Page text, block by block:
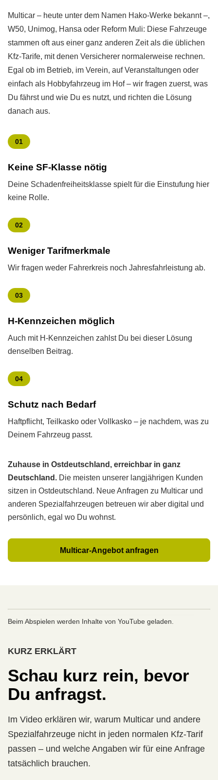
Multicar – heute unter dem Namen Hako-Werke bekannt –,
W50, Unimog, Hansa oder Reform Muli: Diese Fahrzeuge
stammen oft aus einer ganz anderen Zeit als die üblichen
Kfz-Tarife, mit denen Versicherer normalerweise rechnen.
Egal ob im Betrieb, im Verein, auf Veranstaltungen oder
einfach als Hobbyfahrzeug im Hof – wir fragen zuerst, was
Du fährst und wie Du es nutzt, und richten die Lösung
danach aus.
01
Keine SF-Klasse nötig
Deine Schadenfreiheitsklasse spielt für die Einstufung hier
keine Rolle.
02
Weniger Tarifmerkmale
Wir fragen weder Fahrerkreis noch Jahresfahrleistung ab.
03
H-Kenn­zeichen möglich
Auch mit H-Kenn­zeichen zahlst Du bei dieser Lösung
denselben Beitrag.
04
Schutz nach Bedarf
Haft­pflicht, Teilkasko oder Vollkasko – je nachdem, was zu
Deinem Fahrzeug passt.
Zuhause in Ostdeutschland, erreichbar in ganz
Deutschland. Die meisten unserer langjährigen Kunden
sitzen in Ostdeutschland. Neue Anfragen zu Multicar und
anderen Spezialfahrzeugen betreuen wir aber digital und
persönlich, egal wo Du wohnst.
Multicar-Angebot anfragen
Beim Abspielen werden Inhalte von YouTube geladen.
KURZ ERKLÄRT
Schau kurz rein, bevor
Du anfragst.
Im Video erklären wir, warum Multicar und andere
Spezialfahrzeuge nicht in jeden normalen Kfz-Tarif
passen – und welche Angaben wir für eine Anfrage
tatsächlich brauchen.